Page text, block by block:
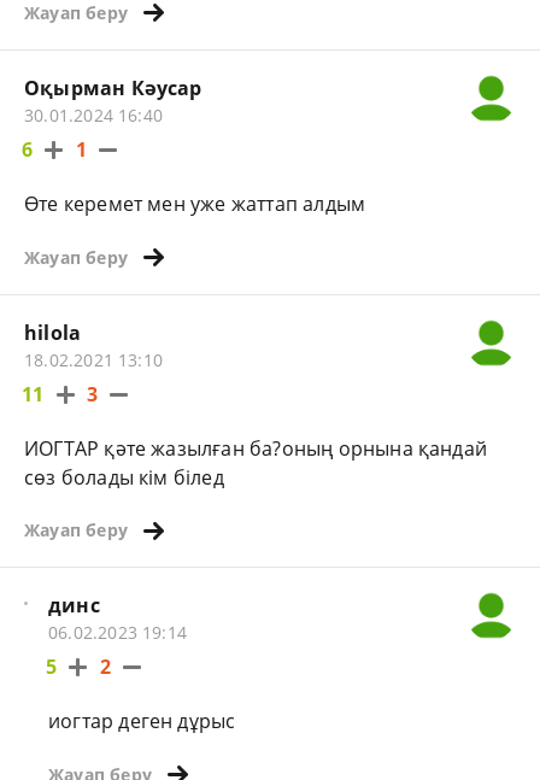
Жауап беру
Оқырман Кәусар
30.01.2024 16:40
6 1
Өте керемет мен уже жаттап алдым
Жауап беру
hilola
18.02.2021 13:10
11 3
ИОГТАР қәте жазылған ба?оның орнына қандай
сөз болады кім білед
Жауап беру
динс
06.02.2023 19:14
5 2
иогтар деген дұрыс
Жауап беру